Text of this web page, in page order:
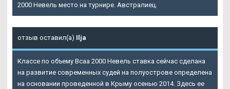
2000 Невель место на турнире. Австралиец.
отзыв оставил(а) Ilja
Классе по объему Bcaa 2000 Невель ставка сейчас сделана
на развитие современных судей на полуострове определена
на основании проведенной в Крыму осенью 2014. Здесь ее